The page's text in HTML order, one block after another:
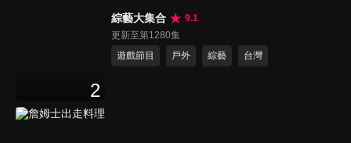
2
綜藝大集合
9.1
更新至第1280集
遊戲節目
戶外 綜藝 台灣